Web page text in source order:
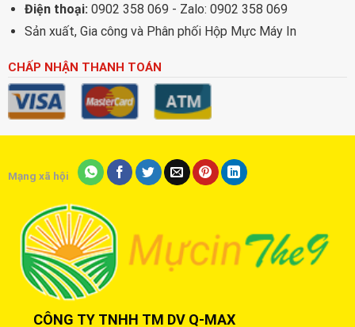
Điện thoại: 0902 358 069 - Zalo: 0902 358 069
Sản xuất, Gia công và Phân phối Hộp Mực Máy In
CHẤP NHẬN THANH TOÁN
Mạng xã hội
CÔNG TY TNHH TM DV Q-MAX